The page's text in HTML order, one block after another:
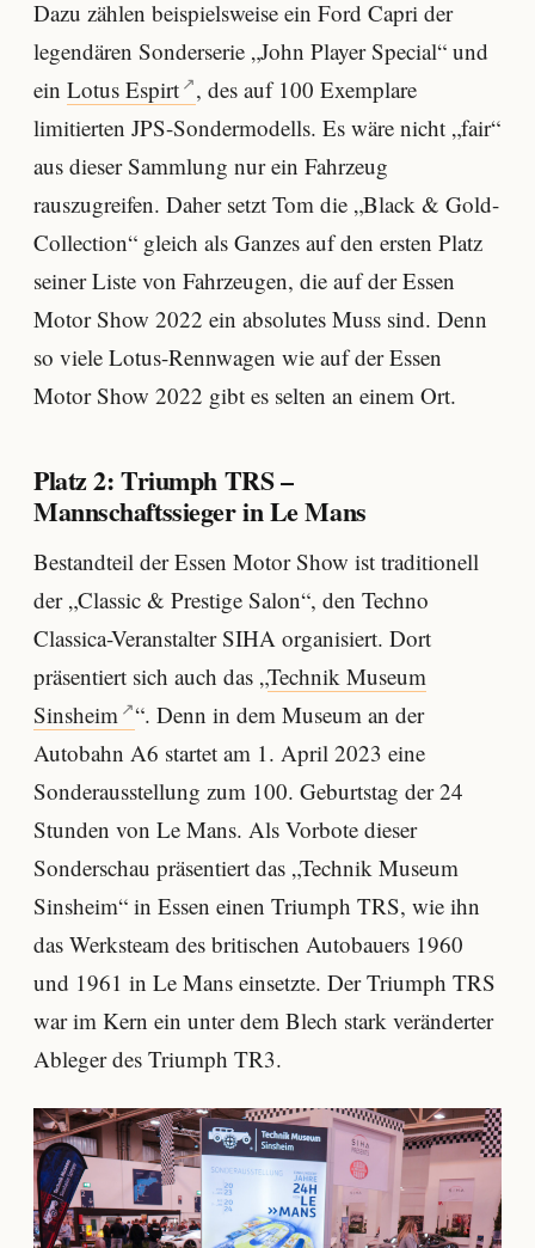
Dazu zählen beispielsweise ein Ford Capri der
legendären Sonderserie „John Player Special“ und
ein Lotus Espirt , des auf 100 Exemplare
limitierten JPS-Sondermodells. Es wäre nicht „fair“
aus dieser Sammlung nur ein Fahrzeug
rauszugreifen. Daher setzt Tom die „Black & Gold-
Collection“ gleich als Ganzes auf den ersten Platz
seiner Liste von Fahrzeugen, die auf der Essen
Motor Show 2022 ein absolutes Muss sind. Denn
so viele Lotus-Rennwagen wie auf der Essen
Motor Show 2022 gibt es selten an einem Ort.
Platz 2: Triumph TRS –
Mannschaftssieger in Le Mans
Bestandteil der Essen Motor Show ist traditionell
der „Classic & Prestige Salon“, den Techno
Classica-Veranstalter SIHA organisiert. Dort
präsentiert sich auch das „Technik Museum
Sinsheim
“. Denn in dem Museum an der
Autobahn A6 startet am 1. April 2023 eine
Sonderausstellung zum 100. Geburtstag der 24
Stunden von Le Mans. Als Vorbote dieser
Sonderschau präsentiert das „Technik Museum
Sinsheim“ in Essen einen Triumph TRS, wie ihn
das Werksteam des britischen Autobauers 1960
und 1961 in Le Mans einsetzte. Der Triumph TRS
war im Kern ein unter dem Blech stark veränderter
Ableger des Triumph TR3.